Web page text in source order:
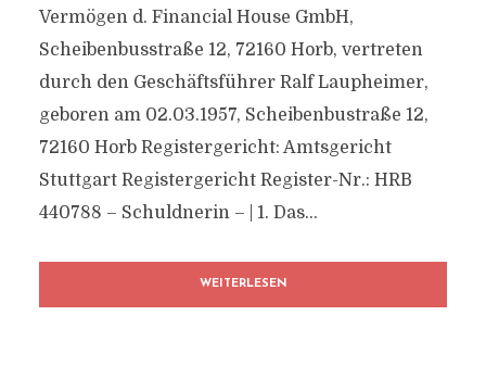
Vermögen d. Financial House GmbH,
Scheibenbusstraße 12, 72160 Horb, vertreten
durch den Geschäftsführer Ralf Laupheimer,
geboren am 02.03.1957, Scheibenbustraße 12,
72160 Horb Registergericht: Amtsgericht
Stuttgart Registergericht Register-Nr.: HRB
440788 – Schuldnerin – | 1. Das...
WEITERLESEN